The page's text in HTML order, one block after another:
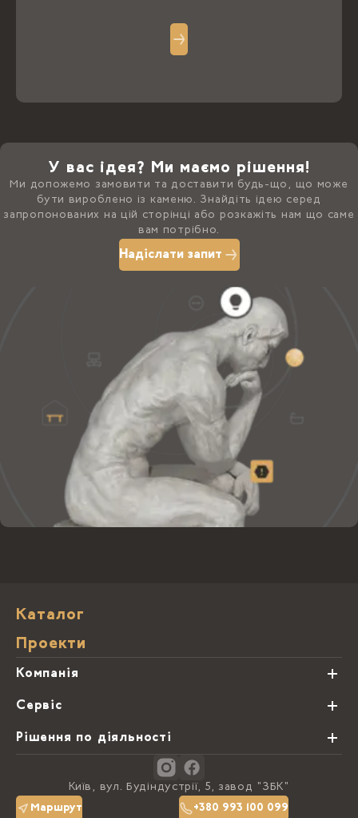
У вас ідея? Ми маємо рішення!
Ми допожемо замовити та доставити будь-що, що може
бути вироблено із каменю. Знайдіть ідею серед
запропонованих на цій сторінці або розкажіть нам що саме
вам потрібно.
Надіслати запит
Каталог
Проекти
Компанія
Про нас
Блог
Контакти
Політика конфіденційності
Сервіс
Види обробки каменю
Рішення по діяльності
Київ, вул. Будіндустрії, 5, завод "ЗБК"
Маршрут
+380 993 100 099